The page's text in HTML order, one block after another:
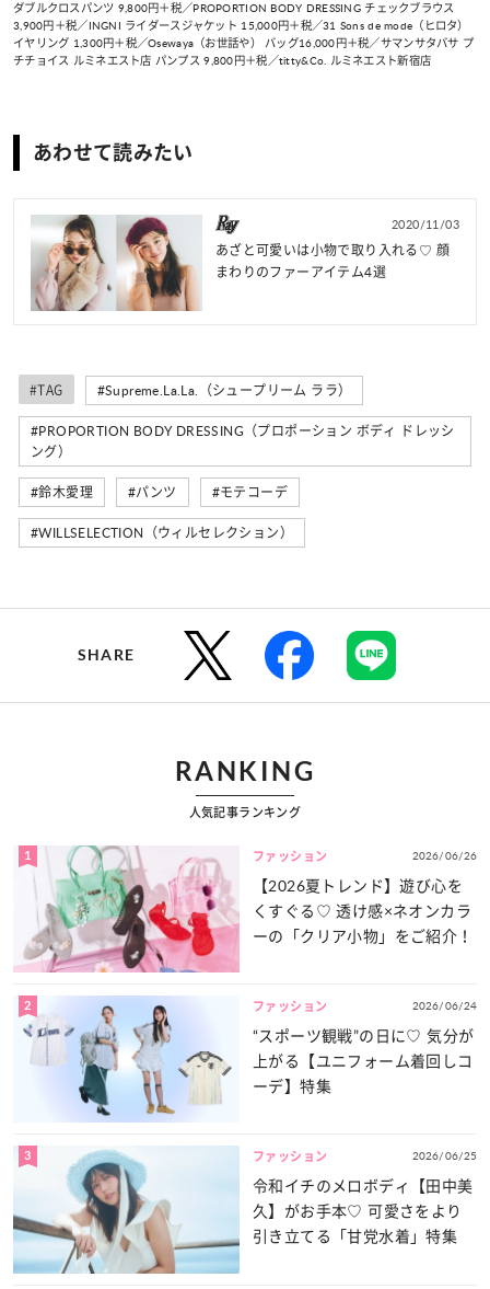
ダブルクロスパンツ 9,800円＋税／PROPORTION BODY DRESSING チェックブラウス
3,900円＋税／INGNI ライダースジャケット 15,000円＋税／31 Sons de mode（ヒロタ）
イヤリング 1,300円＋税／Osewaya（お世話や） バッグ16,000円＋税／サマンサタバサ プ
チチョイス ルミネエスト店 パンプス 9,800円＋税／titty&Co. ルミネエスト新宿店
あわせて読みたい
2020/11/03
あざと可愛いは小物で取り入れる♡ 顔
まわりのファーアイテム4選
#TAG #Supreme.La.La.（シュープリーム ララ）
#PROPORTION BODY DRESSING（プロポーション ボディ ドレッシ
ング）
#鈴木愛理 #パンツ #モテコーデ
#WILLSELECTION（ウィルセレクション）
SHARE
RANKING
人気記事ランキング
1 ファッション 2026/06/26
【2026夏トレンド】遊び心を
くすぐる♡ 透け感×ネオンカラ
ーの「クリア小物」をご紹介！
2 ファッション 2026/06/24
“スポーツ観戦”の日に♡ 気分が
上がる【ユニフォーム着回しコ
ーデ】特集
3 ファッション 2026/06/25
令和イチのメロボディ【田中美
久】がお手本♡ 可愛さをより
引き立てる「甘党水着」特集